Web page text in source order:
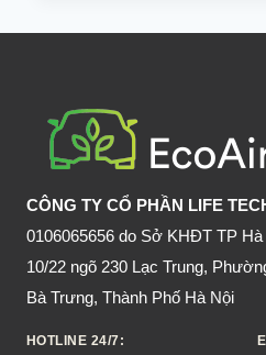
ĐI
CHUYỂN
LIÊN
TỤC?
CÔNG TY CỔ PHẦN LIFE
0106065656 do Sở KHĐT TP
10/22 ngõ 230 Lạc Trung,
Bà Trưng, Thành Phố Hà Nội
HOTLINE 24/7: